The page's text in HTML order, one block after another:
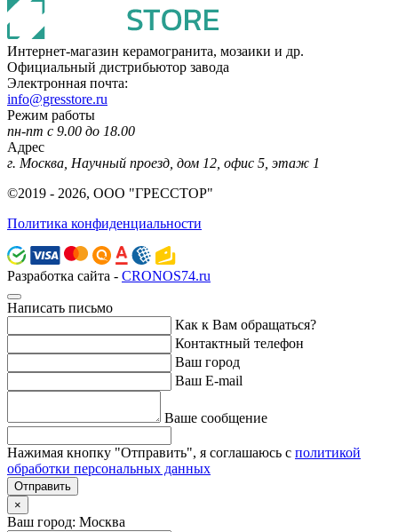
Интернет-магазин керамогранита, мозаики и др.
Официальный дистрибьютор завода
Электронная почта:
info@gresstore.ru
Режим работы
пн-пт с 9.00 до 18.00
Адрес
г. Москва, Научный проезд, дом 12, офис 5, этаж 1
©2019 - 2026, ООО "ГРЕССТОР"
Политика конфиденциальности
Разработка сайта - CRONOS74.ru
Написать письмо
Как к Вам обращаться?
Контактный телефон
Ваш город
Ваш E-mail
Ваше сообщение
Нажимая кнопку "Отправить", я соглашаюсь с политикой
обработки персональных данных
Отправить
×
Ваш город: Москва